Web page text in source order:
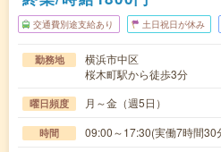
交通費別途支給あり 土日祝日が休み
勤務地
横浜市中区
桜木町駅から徒歩3分
曜日頻度 月～金（週5日）
時間 09:00～17:30(実働7時間